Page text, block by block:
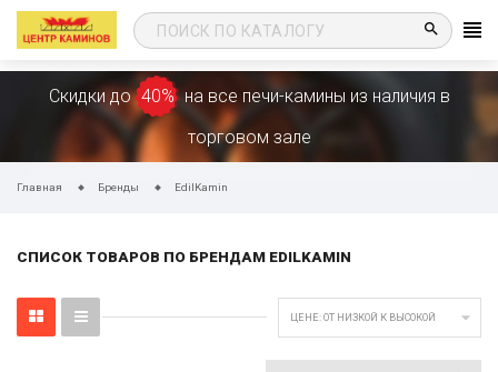
search
Скидки до 40% на все печи-камины из наличия в
торговом зале
Главная Бренды EdilKamin
СПИСОК ТОВАРОВ ПО БРЕНДАМ EDILKAMIN
ЦЕНЕ: ОТ НИЗКОЙ К ВЫСОКОЙ 